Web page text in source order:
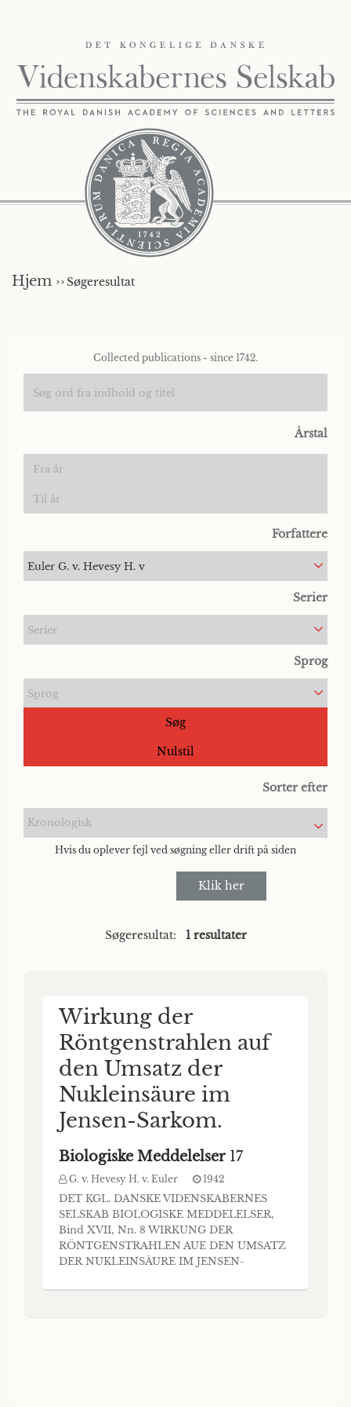
Hjem ››Søgeresultat
Collected publications - since 1742.
Årstal
Forfattere
Euler G. v. Hevesy H. v
Serier
Serier
Sprog
Sprog
Søg
Nulstil
Sorter efter
Kronologisk
Hvis du oplever fejl ved søgning eller drift på siden
Klik her
Søgeresultat: 1 resultater
Wirkung der
Röntgenstrahlen auf
den Umsatz der
Nukleinsäure im
Jensen-Sarkom.
Biologiske Meddelelser 17
G. v. Hevesy H. v. Euler 1942
DET KGL. DANSKE VIDENSKABERNES
SELSKAB BIOLOGISKE MEDDELELSER,
Bind XVII, Nn. 8 WIRKUNG DER
RÖNTGENSTRAHLEN AUE DEN UMSATZ
DER NUKLEINSÄURE IM JENSEN-
KØBENHAVN I KOMMISSION HOS EJNAR